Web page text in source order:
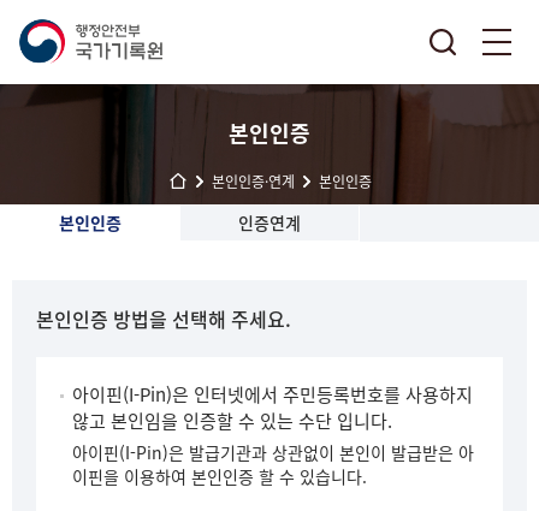
본인인증
본인인증·연계 본인인증
본인인증 인증연계
본인인증 방법을 선택해 주세요.
아이핀(I-Pin)은 인터넷에서 주민등록번호를 사용하지
않고 본인임을 인증할 수 있는 수단 입니다.
아이핀(I-Pin)은 발급기관과 상관없이 본인이 발급받은 아
이핀을 이용하여 본인인증 할 수 있습니다.